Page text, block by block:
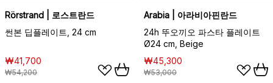
Rörstrand | 로스트란드
썬본 딥플레이트, 24 cm
₩41,700
₩54,200
Arabia | 아라비아핀란드
24h 뚜오끼오 파스타 플레이트
Ø24 cm, Beige
₩45,300
₩53,000